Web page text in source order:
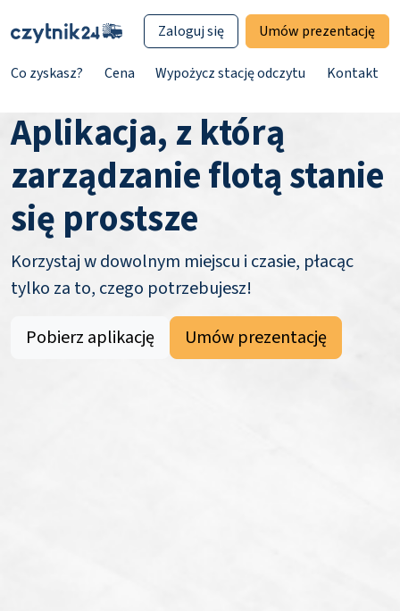
Co zyskasz? Cena Wypożycz stację odczytu Kontakt
Zaloguj się Umów prezentację
Aplikacja, z którą
zarządzanie flotą stanie
się prostsze
Korzystaj w dowolnym miejscu i czasie, płacąc
tylko za to, czego potrzebujesz!
Pobierz aplikację
Umów prezentację